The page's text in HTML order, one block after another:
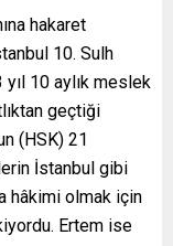
hakaret
10. Sulh
yıl 10 aylık meslek
geçtiği
(HSK) 21
İstanbul gibi
hâkimi olmak için
Ertem ise